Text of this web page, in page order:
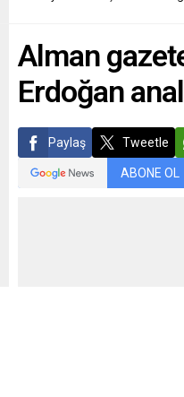
Alman
Erdoğan
Paylaş Tweetle
ABONE OL